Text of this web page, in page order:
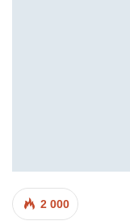
2 000